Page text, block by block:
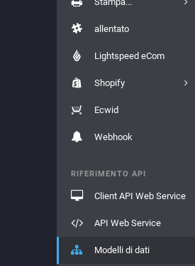
allentato
Lightspeed eCom
Shopify
Ecwid
Webhook
RIFERIMENTO API
Client API Web Service
API Web Service
Modelli di dati